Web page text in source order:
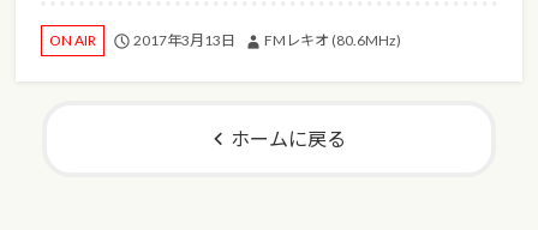
ON AIR 2017年3月13日 FMレキオ (80.6MHz)
ホームに戻る